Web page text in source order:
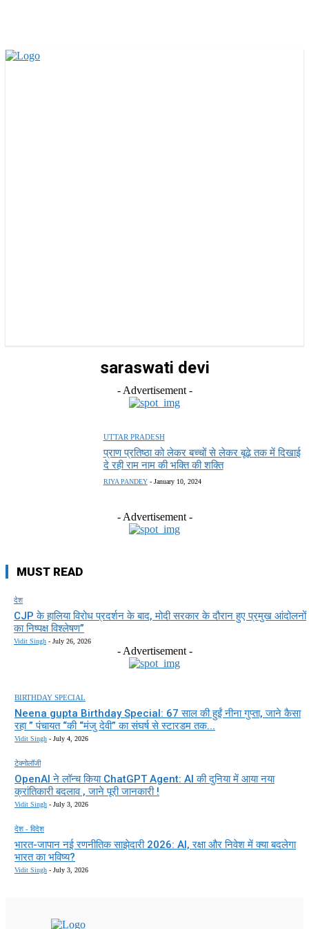
saraswati devi
- Advertisement -
UTTAR PRADESH
प्राण प्रतिष्ठा को लेकर बच्चों से लेकर बूढ़े तक में दिखाई
दे रही राम नाम की भक्ति की शक्ति
RIYA PANDEY - January 10, 2024
- Advertisement -
MUST READ
देश
CJP के हालिया विरोध प्रदर्शन के बाद, मोदी सरकार के दौरान हुए प्रमुख आंदोलनों
का निष्पक्ष विश्लेषण”
Vidit Singh - July 26, 2026
- Advertisement -
BIRTHDAY SPECIAL
Neena gupta Birthday Special: 67 साल की हुईं नीना गुप्ता, जाने कैसा
रहा ” पंचायत “की “मंजु देवी” का संघर्ष से स्टारडम तक...
Vidit Singh - July 4, 2026
टेक्नोलॉजी
OpenAI ने लॉन्च किया ChatGPT Agent: AI की दुनिया में आया नया
क्रांतिकारी बदलाव , जाने पूरी जानकारी !
Vidit Singh - July 3, 2026
देश - विदेश
भारत-जापान नई रणनीतिक साझेदारी 2026: AI, रक्षा और निवेश में क्या बदलेगा
भारत का भविष्य?
Vidit Singh - July 3, 2026